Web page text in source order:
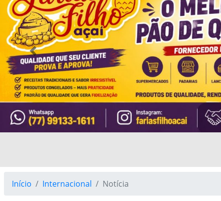
Previous
Início Internacional Notícia